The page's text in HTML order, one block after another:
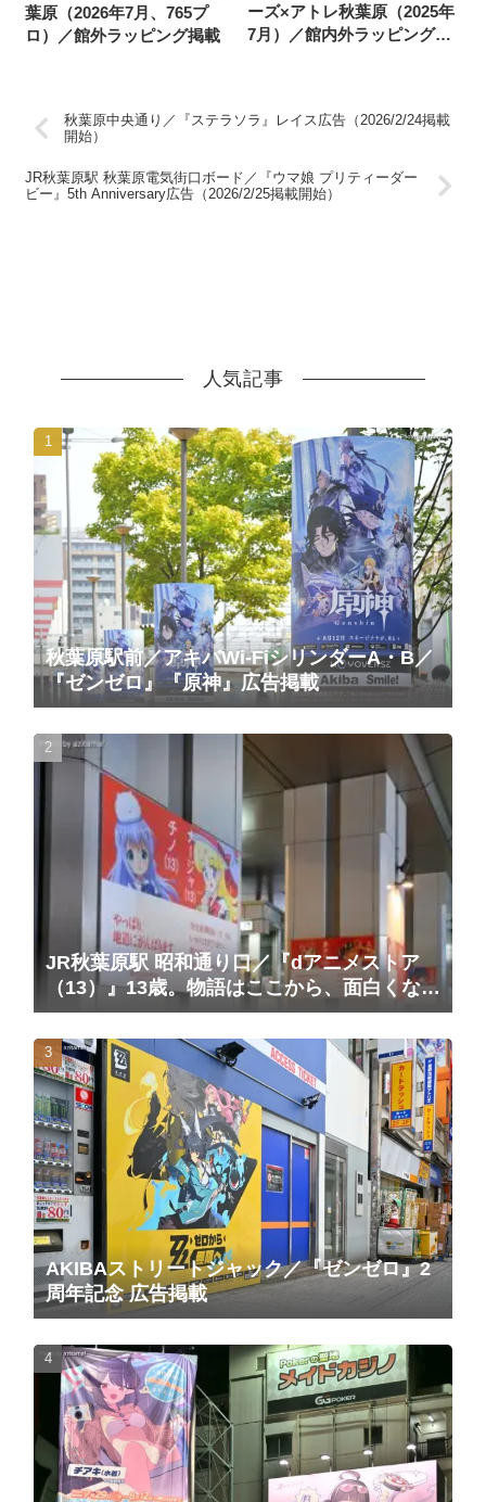
葉原（2026年7月、765プ
ロ）／館外ラッピング掲載
ーズ×アトレ秋葉原（2025年
7月）／館内外ラッピング掲
秋葉原中央通り／『ステラソラ』レイス広告（2026/2/24掲載
開始）
JR秋葉原駅 秋葉原電気街口ボード／『ウマ娘 プリティーダー
ビー』5th Anniversary広告（2026/2/25掲載開始）
人気記事
秋葉原駅前／アキバWi-FiシリンダーA・B／
『ゼンゼロ』『原神』広告掲載
JR秋葉原駅 昭和通り口／『dアニメストア
（13）』13歳。物語はここから、面白くな
る。広告（2025/10/20掲載開始）
AKIBAストリートジャック／『ゼンゼロ』2
周年記念 広告掲載